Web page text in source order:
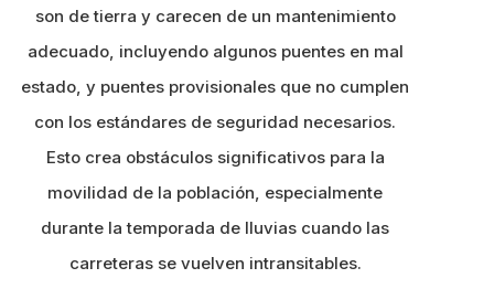
son de tierra y carecen de un mantenimiento
adecuado, incluyendo algunos puentes en mal
estado, y puentes provisionales que no cumplen
con los estándares de seguridad necesarios.
Esto crea obstáculos significativos para la
movilidad de la población, especialmente
durante la temporada de lluvias cuando las
carreteras se vuelven intransitables.